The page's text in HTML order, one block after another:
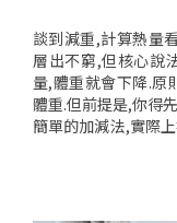
談到減重,計算熱量
層出不窮,但核心說
量,體重就會下降.原
體重.但前提是,你得
簡單的加減法,實際
發現,飲食的"品質"